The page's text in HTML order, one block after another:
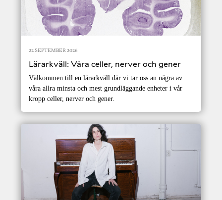
22 SEPTEMBER 2026
Lärarkväll: Våra celler, nerver och gener
Välkommen till en lärarkväll där vi tar oss an några av
våra allra minsta och mest grundläggande enheter i vår
kropp celler, nerver och gener.